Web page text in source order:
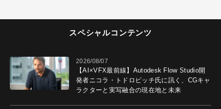
スペシャルコンテンツ
2026/08/07
【AI×VFX最前線】Autodesk Flow Studio開
発者ニコラ・トドロビッチ氏に訊く、CGキャ
ラクターと実写融合の現在地と未来